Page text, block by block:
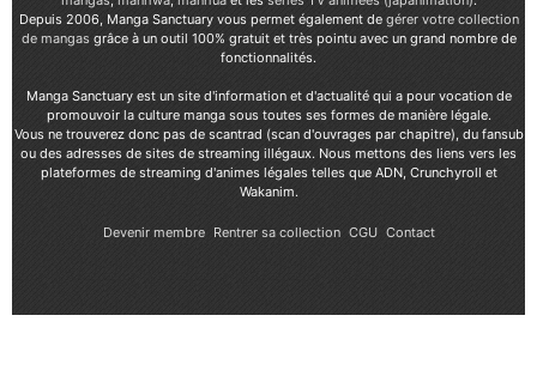
Depuis 2006, Manga Sanctuary vous permet également de gérer votre collection
de mangasgrâce à un outil 100% gratuit et très pointu avec un grand nombre de
fonctionnalités.
Manga Sanctuary est un site d'information et d'actualité qui a pour vocation de
promouvoir la culture manga sous toutes ses formes de manière légale.
Vous ne trouverez donc pas de scantrad (scan d'ouvrages par chapitre), du fansub
ou des adresses de sites de streaming illégaux. Nous mettons des liens vers les
plateformes de streaming d'animes légales telles que ADN, Crunchyroll et
Wakanim.
Devenir membre Rentrer sa collection CGU Contact